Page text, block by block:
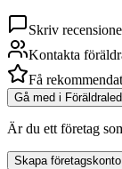
Skriv
Kontakta
Få
Gå med i
Är du ett företag
Skapa företagskonto